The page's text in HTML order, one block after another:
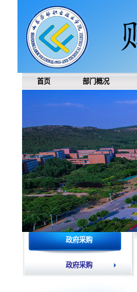
首页 部门概况
政府采购
政府采购